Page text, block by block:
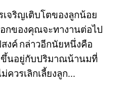
เจริญเติบโตของลูกน้อย
กของคุณจะทางานต่อไป
งค์ กล่าวอีกนัยหนึ่งคือ
นอยู่กับปริมาณน้านมที่
ม่ควรเลิกเลี้ยงลูก...